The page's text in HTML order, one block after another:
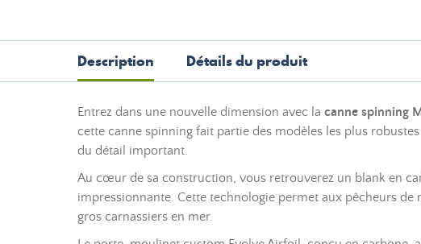
Description Détails du produit
Entrez dans une nouvelle dimension avec la canne spinning
cette canne spinning fait partie des modèles les plus
du détail important.
Au cœur de sa construction, vous retrouverez un blank en
impressionnante. Cette technologie permet aux pêcheurs
gros carnassiers en mer.